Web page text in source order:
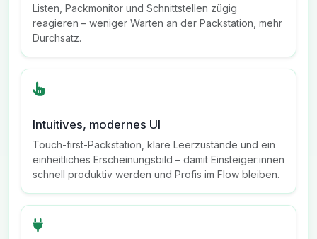
Listen, Packmonitor und Schnittstellen zügig
reagieren – weniger Warten an der Packstation, mehr
Durchsatz.
Intuitives, modernes UI
Touch-first-Packstation, klare Leerzustände und ein
einheitliches Erscheinungsbild – damit Einsteiger:innen
schnell produktiv werden und Profis im Flow bleiben.